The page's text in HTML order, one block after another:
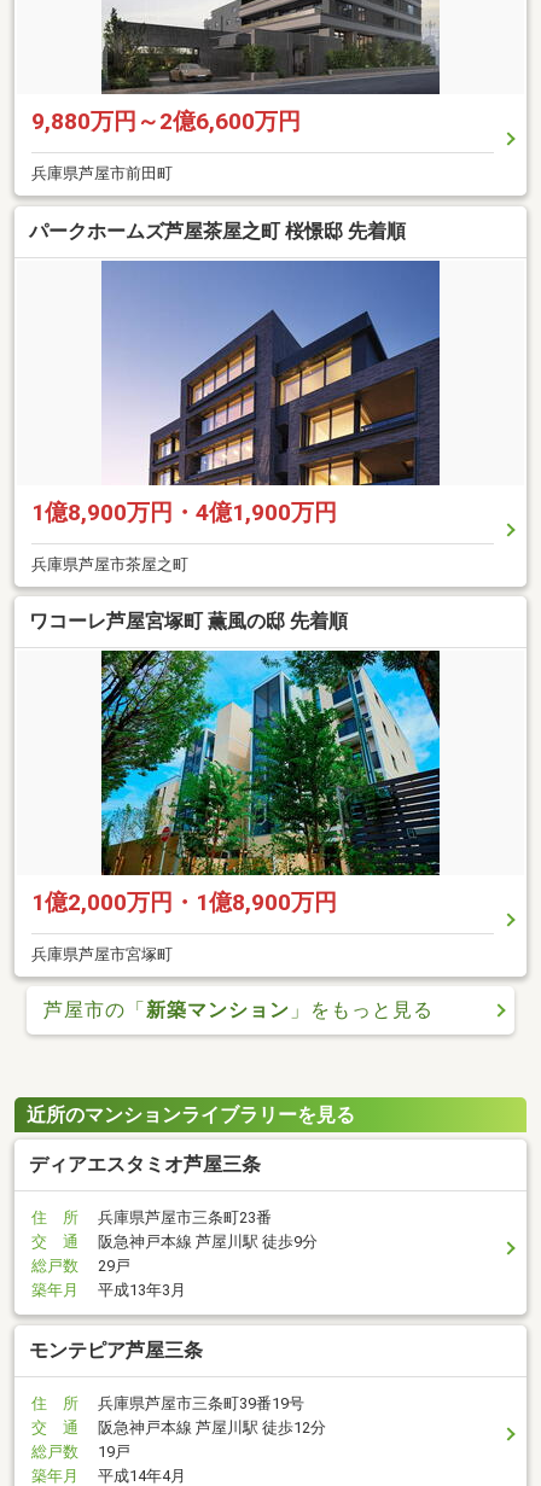
9,880万円～2億6,600万円
兵庫県芦屋市前田町
パークホームズ芦屋茶屋之町 桜憬邸 先着順
1億8,900万円・4億1,900万円
兵庫県芦屋市茶屋之町
ワコーレ芦屋宮塚町 薫風の邸 先着順
1億2,000万円・1億8,900万円
兵庫県芦屋市宮塚町
芦屋市の「 新築マンション 」をもっと見る
近所のマンションライブラリーを見る
ディアエスタミオ芦屋三条
住 所
兵庫県芦屋市三条町23番
交 通
阪急神戸本線 芦屋川駅 徒歩9分
総戸数
29戸
築年月
平成13年3月
モンテピア芦屋三条
住 所
兵庫県芦屋市三条町39番19号
交 通
阪急神戸本線 芦屋川駅 徒歩12分
総戸数
19戸
築年月
平成14年4月